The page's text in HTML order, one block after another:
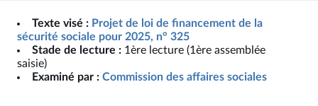
Texte visé : Projet de loi de financement de la
sécurité sociale pour 2025, n° 325
Stade de lecture : 1ère lecture (1ère assemblée
saisie)
Examiné par : Commission des affaires sociales